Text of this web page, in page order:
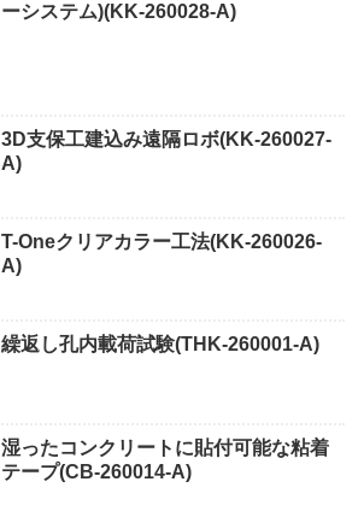
ーシステム)(KK-260028-A)
3D支保工建込み遠隔ロボ(KK-260027-
A)
T-Oneクリアカラー工法(KK-260026-
A)
繰返し孔内載荷試験(THK-260001-A)
湿ったコンクリートに貼付可能な粘着
テープ(CB-260014-A)